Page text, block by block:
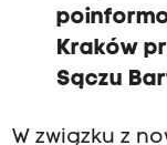
Kraków
Sączu
W związku z